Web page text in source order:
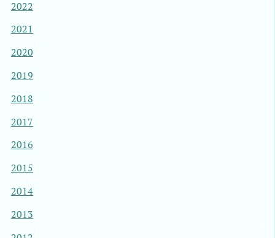
2022
2021
2020
2019
2018
2017
2016
2015
2014
2013